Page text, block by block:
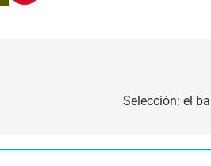
Selección: el